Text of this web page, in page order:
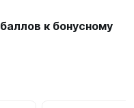
баллов к бонусному